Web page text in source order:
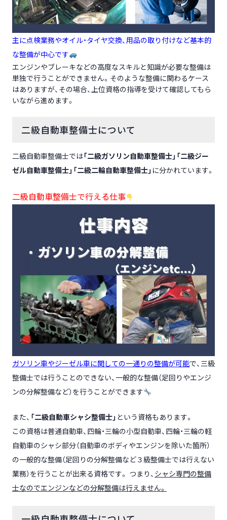
主に点検業務やオイル・タイヤ交換、用品の取り付けなど基本的
な整備が中心です
エンジンやブレーキなどの高度なスキルと知識が必要な整備は
単独で行うことができません。そのような整備に関わるケース
はありますが、その場合、上位資格の指導を受けて確認してもら
いながら進めます。
二級自動車整備士について
二級自動車整備士では「二級ガソリン自動車整備士」「二級ジー
ゼル自動車整備士」「二級二輪自動車整備士」 に分かれています。
二級自動車整備士で行える仕事
ガソリン車やジーゼル車に関しての一通りの整備が可能で、 三級
整備士では行うことのできない、 一般的な整備（足回りやエンジ
ンの分解整備など）を行うことができます
また、 「二級自動車シャシ整備士」 という資格もあります。
この資格は普通自動車、四輪・三輪の小型自動車、四輪・三輪の軽
自動車のシャシ部分（自動車のボディやエンジンを除いた箇所）
の一般的な整備（足回りの分解整備など３級整備士では行えない
業務）を行うことが出来る資格です。 つまり、 シャシ専門の整備
士なのでエンジンなどの分解整備は行えません。